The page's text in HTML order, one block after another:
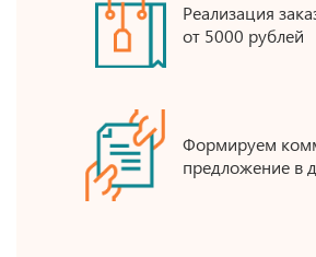
Реализация
от 5000 рублей
Формируем
предложение в